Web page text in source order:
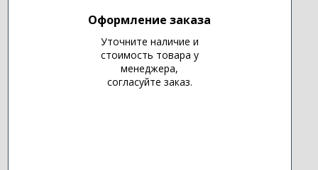
Оформление заказа
Уточните наличие и
стоимость товара у
менеджера,
согласуйте заказ.